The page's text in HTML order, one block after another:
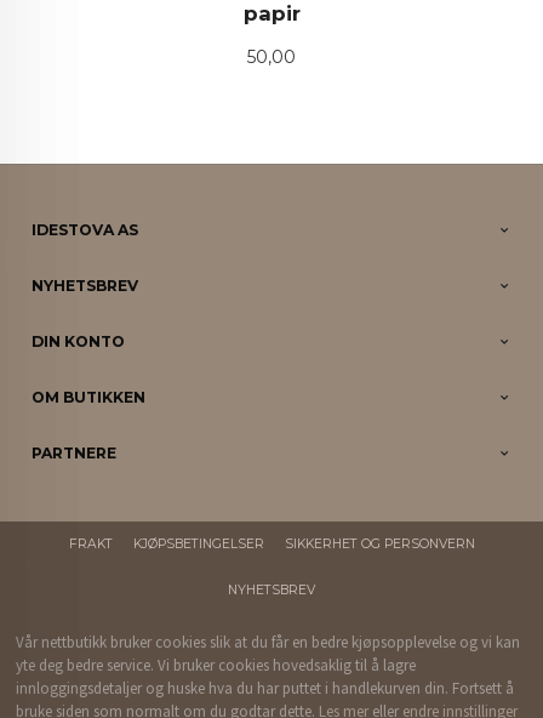
papir
Pris
50,00
IDESTOVA AS
NYHETSBREV
DIN KONTO
OM BUTIKKEN
PARTNERE
FRAKT KJØPSBETINGELSER SIKKERHET OG PERSONVERN
NYHETSBREV
Vår nettbutikk bruker cookies slik at du får en bedre kjøpsopplevelse og vi kan
yte deg bedre service. Vi bruker cookies hovedsaklig til å lagre
innloggingsdetaljer og huske hva du har puttet i handlekurven din. Fortsett å
bruke siden som normalt om du godtar dette. Les mer eller endre innstillinger